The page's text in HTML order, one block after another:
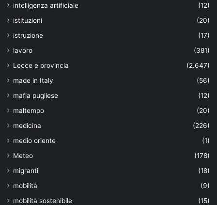
intelligenza artificiale
(12)
istituzioni
(20)
istruzione
(17)
lavoro
(381)
Lecce e provincia
(2.647)
made in Italy
(56)
mafia pugliese
(12)
maltempo
(20)
medicina
(226)
medio oriente
(1)
Meteo
(178)
migranti
(18)
mobilità
(9)
mobilità sostenibile
(15)